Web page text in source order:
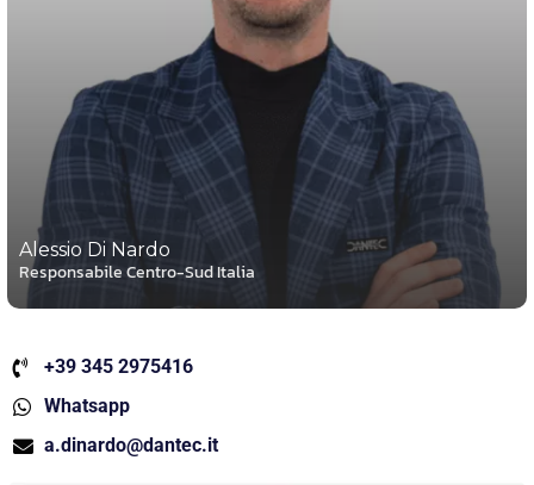
Alessio Di Nardo
Responsabile Centro-Sud Italia
+39 345 2975416
Whatsapp
a.dinardo@dantec.it